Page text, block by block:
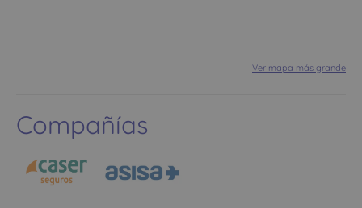
Ver mapa más grande
Compañías